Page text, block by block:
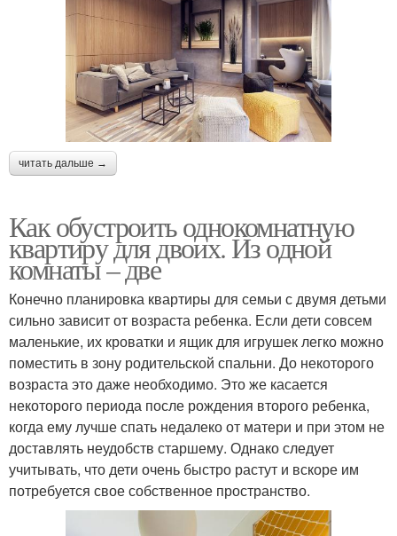
читать дальше →
Как обустроить однокомнатную
квартиру для двоих. Из одной
комнаты – две
Конечно планировка квартиры для семьи с двумя детьми
сильно зависит от возраста ребенка. Если дети совсем
маленькие, их кроватки и ящик для игрушек легко можно
поместить в зону родительской спальни. До некоторого
возраста это даже необходимо. Это же касается
некоторого периода после рождения второго ребенка,
когда ему лучше спать недалеко от матери и при этом не
доставлять неудобств старшему. Однако следует
учитывать, что дети очень быстро растут и вскоре им
потребуется свое собственное пространство.